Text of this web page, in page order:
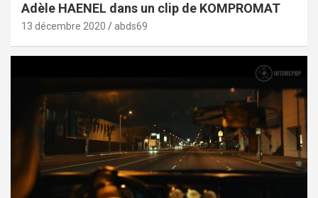
Adèle HAENEL dans un clip de KOMPROMAT
13 décembre 2020 abds69